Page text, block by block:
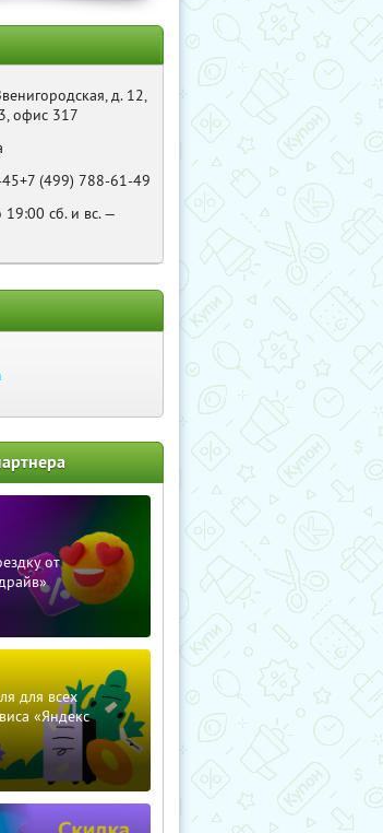
д. 12,
офис 317
(499) 788-61-49
19:00 сб. и вс. —
от
для всех
«Яндекс